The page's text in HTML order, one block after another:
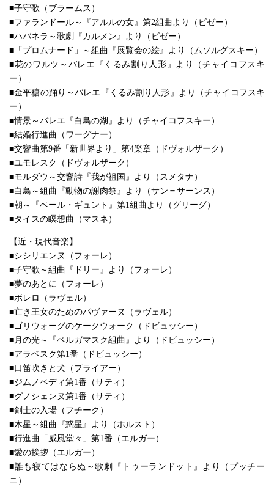
■子守歌（ブラームス）
■ファランドール～『アルルの女』第2組曲より（ビゼー）
■ハバネラ～歌劇『カルメン』より（ビゼー）
■「プロムナード」～組曲『展覧会の絵』より（ムソルグスキー）
■花のワルツ～バレエ『くるみ割り人形』より（チャイコフスキ
ー）
■金平糖の踊り～バレエ『くるみ割り人形』より（チャイコフスキ
ー）
■情景～バレエ『白鳥の湖』より（チャイコフスキー）
■結婚行進曲（ワーグナー）
■交響曲第9番「新世界より」第4楽章（ドヴォルザーク）
■ユモレスク（ドヴォルザーク）
■モルダウ～交響詩『我が祖国』より（スメタナ）
■白鳥～組曲『動物の謝肉祭』より（サン＝サーンス）
■朝～『ペール・ギュント』第1組曲より（グリーグ）
■タイスの瞑想曲（マスネ）
【近・現代音楽】
■シシリエンヌ（フォーレ）
■子守歌～組曲『ドリー』より（フォーレ）
■夢のあとに（フォーレ）
■ボレロ（ラヴェル）
■亡き王女のためのパヴァーヌ（ラヴェル）
■ゴリウォーグのケークウォーク（ドビュッシー）
■月の光～『ベルガマスク組曲』より（ドビュッシー）
■アラベスク第1番（ドビュッシー）
■口笛吹きと犬（プライアー）
■ジムノペディ第1番（サティ）
■グノシェンヌ第1番（サティ）
■剣士の入場（フチーク）
■木星～組曲『惑星』より（ホルスト）
■行進曲「威風堂々」第1番（エルガー）
■愛の挨拶（エルガー）
■誰も寝てはならぬ～歌劇『トゥーランドット』より（プッチー
ニ）